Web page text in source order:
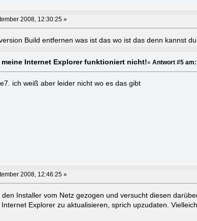
2008, 12:30:25 »
Build entfernen was ist das wo ist das denn kannst
meine Internet Explorer funktioniert nicht!«Antwort #5 am:
ich weiß aber leider nicht wo es das gibt
2008, 12:46:25 »
Installer vom Netz gezogen und versucht diesen
Explorer zu aktualisieren, sprich upzudaten.